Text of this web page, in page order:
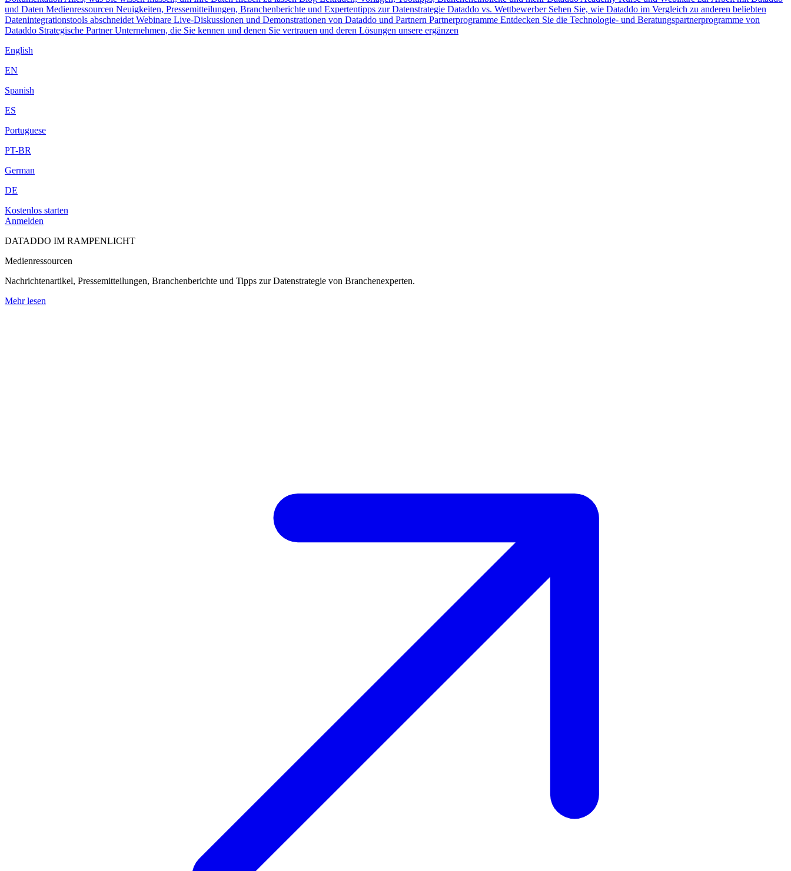
und Daten Medienressourcen Neuigkeiten, Pressemitteilungen, Branchenberichte und Expertentipps zur Datenstrategie Dataddo vs. Wettbewerber Sehen Sie, wie Dataddo im Vergleich zu anderen beliebten
Datenintegrationstools abschneidet Webinare Live-Diskussionen und Demonstrationen von Dataddo und Partnern Partnerprogramme Entdecken Sie die Technologie- und Beratungspartnerprogramme von
Dataddo Strategische Partner Unternehmen, die Sie kennen und denen Sie vertrauen und deren Lösungen unsere ergänzen
English
EN
Spanish
ES
Portuguese
PT-BR
German
DE
Kostenlos starten
Anmelden
DATADDO IM RAMPENLICHT
Medienressourcen
Nachrichtenartikel, Pressemitteilungen, Branchenberichte und Tipps zur Datenstrategie von Branchenexperten.
Mehr lesen